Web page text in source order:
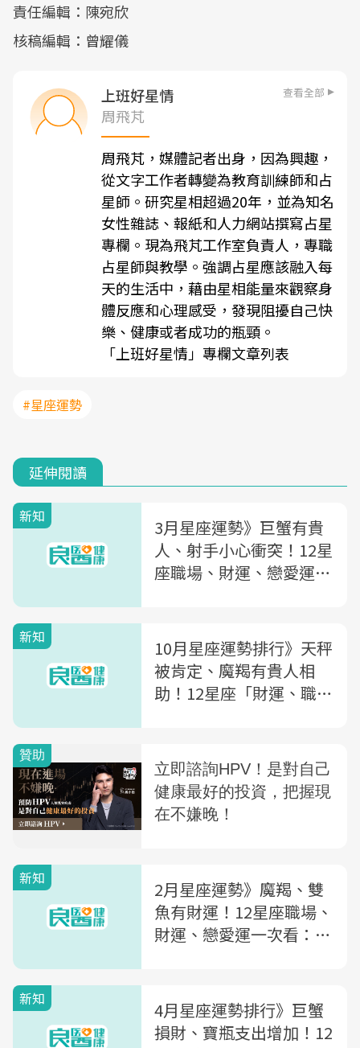
責任編輯：陳宛欣
核稿編輯：曾耀儀
上班好星情 查看全部
周飛芃
周飛芃，媒體記者出身，因為興趣，
從文字工作者轉變為教育訓練師和占
星師。研究星相超過20年，並為知名
女性雜誌、報紙和人力網站撰寫占星
專欄。現為飛芃工作室負責人，專職
占星師與教學。強調占星應該融入每
天的生活中，藉由星相能量來觀察身
體反應和心理感受，發現阻擾自己快
樂、健康或者成功的瓶頸。
「上班好星情」專欄文章列表
#星座運勢
延伸閱讀
新知
3月星座運勢》巨蟹有貴
人、射手小心衝突！12星
座職場、財運、戀愛運一
新知
10月星座運勢排行》天秤
被肯定、魔羯有貴人相
助！12星座「財運、職
新知
2月星座運勢》魔羯、雙
魚有財運！12星座職場、
財運、戀愛運一次看：
新知
4月星座運勢排行》巨蟹
損財、寶瓶支出增加！12